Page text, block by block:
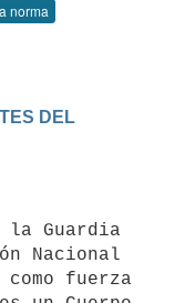
norma
DEL
Nacional
fuerza